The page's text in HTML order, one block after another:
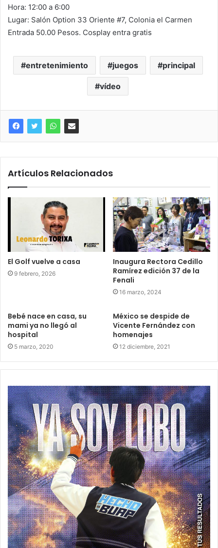
Hora: 12:00 a 6:00
Lugar: Salón Option 33 Oriente #7, Colonia el Carmen
Entrada 50.00 Pesos. Cosplay entra gratis
entretenimiento juegos principal
vídeo
Artículos Relacionados
El Golf vuelve a casa
9 febrero, 2026
Inaugura Rectora Cedillo
Ramírez edición 37 de la
Fenali
16 marzo, 2024
Bebé nace en casa, su
mami ya no llegó al
hospital
5 marzo, 2020
México se despide de
Vicente Fernández con
homenajes
12 diciembre, 2021